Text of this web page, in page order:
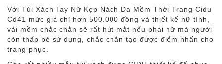
Với Túi Xách Tay Nữ Kẹp Nách Da Mềm Thời Trang Cidu
Cd41 mức giá chỉ hơn 500.000 đồng và thiết kế nữ tính,
vải mềm chắc chắn sẽ rất hút mắt nếu phái nữ mà người
còn thấp bé sử dụng, chắc chắn tạo được điểm nhấn cho
trang phục.